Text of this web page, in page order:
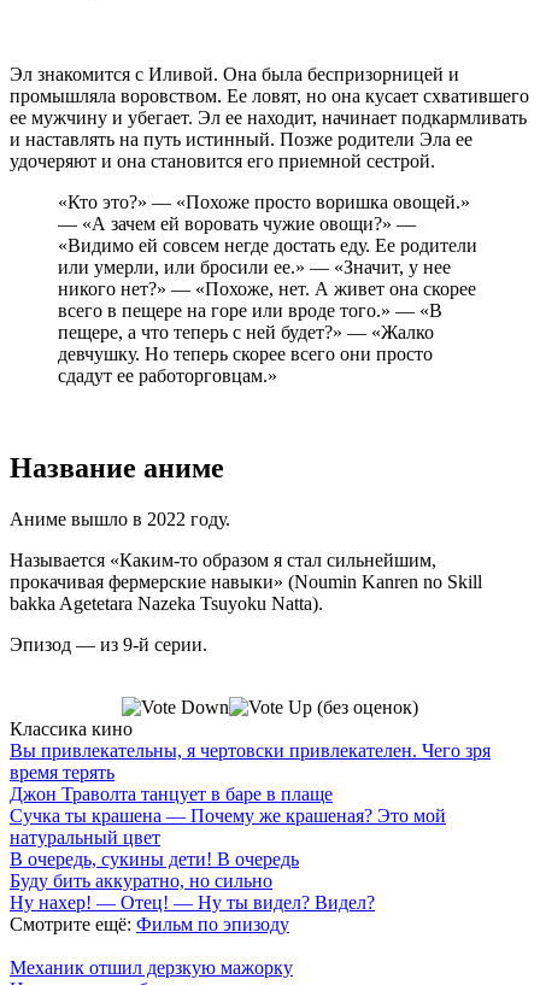
Эл знакомится с Иливой. Она была беспризорницей и
промышляла воровством. Ее ловят, но она кусает схватившего
ее мужчину и убегает. Эл ее находит, начинает подкармливать
и наставлять на путь истинный. Позже родители Эла ее
удочеряют и она становится его приемной сестрой.
«Кто это?» — «Похоже просто воришка овощей.»
— «А зачем ей воровать чужие овощи?» —
«Видимо ей совсем негде достать еду. Ее родители
или умерли, или бросили ее.» — «Значит, у нее
никого нет?» — «Похоже, нет. А живет она скорее
всего в пещере на горе или вроде того.» — «В
пещере, а что теперь с ней будет?» — «Жалко
девчушку. Но теперь скорее всего они просто
сдадут ее работорговцам.»
Название аниме
Аниме вышло в 2022 году.
Называется «Каким-то образом я стал сильнейшим,
прокачивая фермерские навыки» (Noumin Kanren no Skill
bakka Agetetara Nazeka Tsuyoku Natta).
Эпизод — из 9-й серии.
(без оценок)
Классика кино
Вы привлекательны, я чертовски привлекателен. Чего зря
время терять
Джон Траволта танцует в баре в плаще
Сучка ты крашена — Почему же крашеная? Это мой
натуральный цвет
В очередь, сукины дети! В очередь
Буду бить аккуратно, но сильно
Ну нахер! — Отец! — Ну ты видел? Видел?
Смотрите ещё: Фильм по эпизоду
Механик отшил дерзкую мажорку